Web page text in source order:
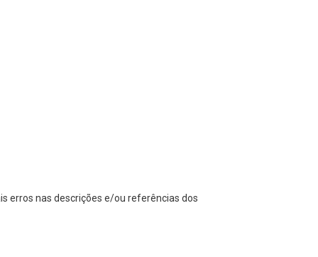
erros nas descrições e/ou referências dos